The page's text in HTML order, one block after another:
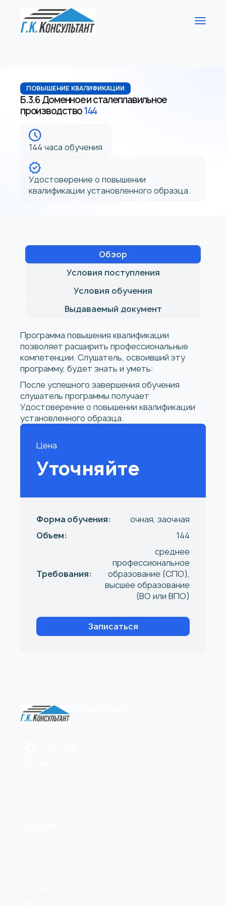
ПОВЫШЕНИЕ КВАЛИФИКАЦИИ
Б.3.6 Доменное и сталеплавильное
производство144
144 часа обучения
Удостоверение о повышении
квалификации установленного образца.
Обзор
Условия поступления
Условия обучения
Выдаваемый документ
Программа повышения квалификации
позволяет расширить профессиональные
компетенции. Слушатель, освоивший эту
программу, будет знать и уметь:
После успешного завершения обучения
слушатель программы получает
Удостоверение о повышении квалификации
установленного образца.
Цена
Уточняйте
Форма обучения:
очная, заочная
Объем:
144
Требования:
среднее
профессиональное
образование (СПО),
высшее образование
(ВО или ВПО)
Записаться